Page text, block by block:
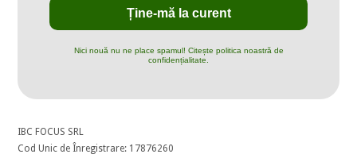
Nici nouă nu ne place spamul! Citește politica noastră de
confidențialitate.
IBC FOCUS SRL
Cod Unic de Înregistrare: 17876260